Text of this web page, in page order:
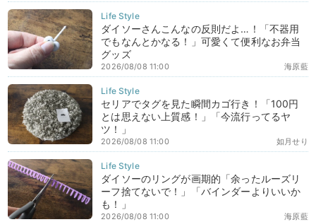
ダイソーさんこんなの反則だよ…！「不器用
でもなんとかなる！」可愛くて便利なお弁当
グッズ
海原藍
2026/08/08 11:00
セリアでタグを見た瞬間カゴ行き！「100円
とは思えない上質感！」「今流行ってるヤ
ツ！」
如月せり
2026/08/08 11:00
ダイソーのリングが画期的「余ったルーズリ
ーフ捨てないで！」「バインダーよりいいか
も！」
海原藍
2026/08/08 11:00